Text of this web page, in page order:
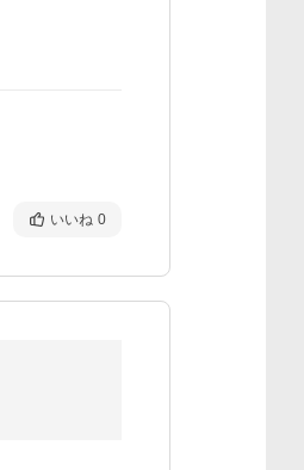
いいね 0